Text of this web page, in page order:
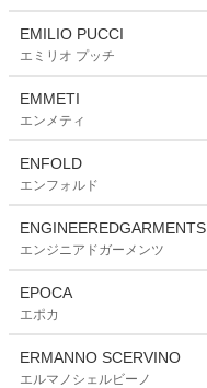
EMILIO PUCCI
エミリオ プッチ
EMMETI
エンメティ
ENFOLD
エンフォルド
ENGINEEREDGARMENTS
エンジニアドガーメンツ
EPOCA
エポカ
ERMANNO SCERVINO
エルマノシェルビーノ